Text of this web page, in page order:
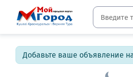
Добавьте ваше объявление